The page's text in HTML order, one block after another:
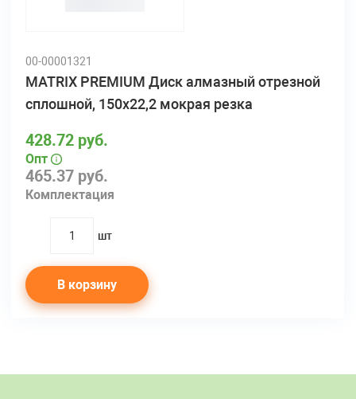
00-00001321
MATRIX PREMIUM Диск алмазный отрезной
сплошной, 150х22,2 мокрая резка
465.37 руб.
Комплектация
428.72 руб.
Опт
quantity
шт
В корзину